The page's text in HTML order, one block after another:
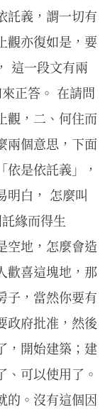
託義，謂一切有
觀亦復如是，要
這一段文有兩
正答。 在請問
觀，二、何住而
兩個意思，下面
是依託義」，
明白， 怎麼叫
緣而得生
空地，怎麼會造
歡喜這塊地，那
子，當然你要有
政府批准，然後
，開始建築；建
可以使用了。
的。沒有這個因